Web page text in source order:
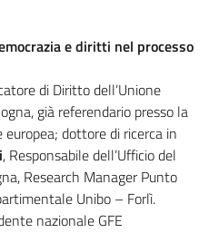
e diritti nel processo
di Diritto dell’Unione
già referendario presso la
europea; dottore di ricerca in
, Responsabile dell’Ufficio del
Research Manager Punto
Unibo – Forlì.
nazionale GFE